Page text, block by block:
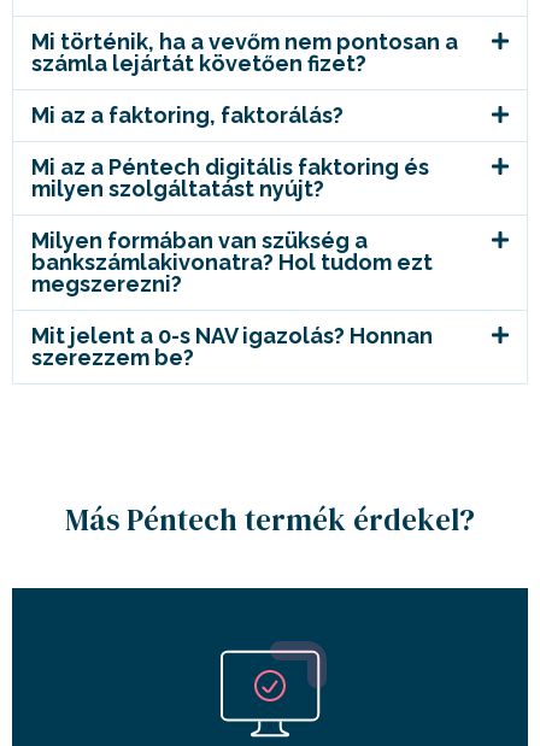
Mi történik, ha a vevőm nem pontosan a
számla lejártát követően fizet?
Mi az a faktoring, faktorálás?
Mi az a Péntech digitális faktoring és
milyen szolgáltatást nyújt?
Milyen formában van szükség a
bankszámlakivonatra? Hol tudom ezt
megszerezni?
Mit jelent a 0-s NAV igazolás? Honnan
szerezzem be?
Más Péntech termék érdekel?